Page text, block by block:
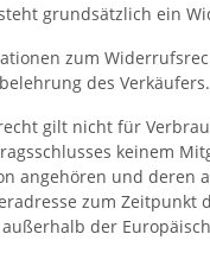
grundsätzlich ein
zum
des Verkäufers.
gilt nicht für
keinem
angehören und deren
zum Zeitpunkt
der